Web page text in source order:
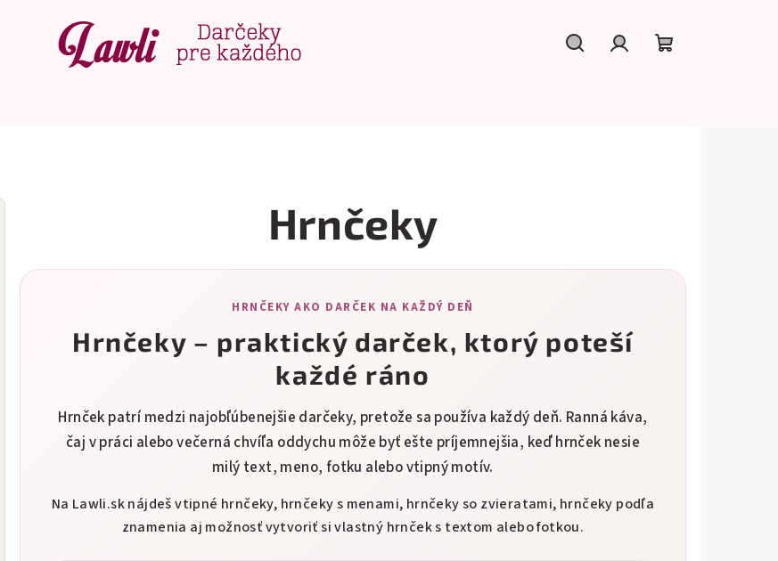
Hrnčeky
HRNČEKY AKO DARČEK NA KAŽDÝ DEŇ
Hrnčeky – praktický darček, ktorý poteší
každé ráno
Hrnček patrí medzi najobľúbenejšie darčeky, pretože sa používa každý deň. Ranná káva,
čaj v práci alebo večerná chvíľa oddychu môže byť ešte príjemnejšia, keď hrnček nesie
milý text, meno, fotku alebo vtipný motív.
Na Lawli.sk nájdeš vtipné hrnčeky, hrnčeky s menami, hrnčeky so zvieratami, hrnčeky podľa
znamenia aj možnosť vytvoriť si vlastný hrnček s textom alebo fotkou.